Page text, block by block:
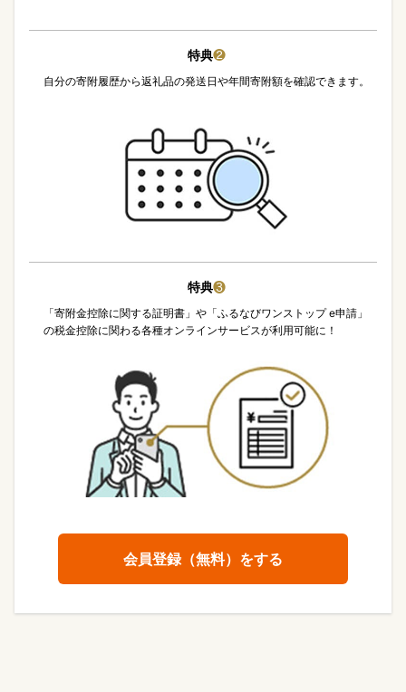
特典❷
自分の寄附履歴から返礼品の発送日や年間寄附額を確認できます。
特典❸
「寄附金控除に関する証明書」や「ふるなびワンストップ e申請」
の税金控除に関わる各種オンラインサービスが利用可能に！
会員登録（無料）をする